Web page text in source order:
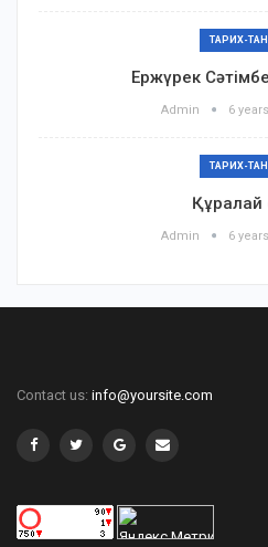
ТАРИХ-
Ержүрек
Admin 6
ТАРИХ-
Құралай
Admin 6
Contact us: info@yoursite.com